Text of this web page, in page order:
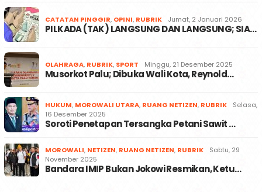
CATATAN PINGGIR, OPINI, RUBRIK Jumat, 2 Januari 2026
PILKADA (TAK) LANGSUNG DAN LANGSUNG; SIA…
OLAHRAGA, RUBRIK, SPORT Minggu, 21 Desember 2025
Musorkot Palu; Dibuka Wali Kota, Reynold…
HUKUM, MOROWALI UTARA, RUANG NETIZEN, RUBRIK
Selasa,
16 Desember 2025
Soroti Penetapan Tersangka Petani Sawit …
MOROWALI, NETIZEN, RUANG NETIZEN, RUBRIK
Sabtu, 29
November 2025
Bandara IMIP Bukan Jokowi Resmikan, Ketu…